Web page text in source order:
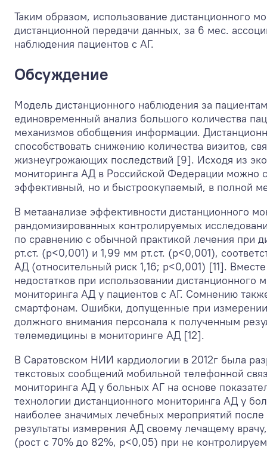
Таким образом, использование дистанционного
дистанционной передачи данных, за 6 мес.
наблюдения пациентов с АГ.
Обсуждение
Модель дистанционного наблюдения за
единовременный анализ большого количества
механизмов обобщения информации.
способствовать снижению количества визитов,
жизнеугрожающих последствий [9]. Исходя из
мониторинга АД в Российской Федерации можно
эффективный, но и быстроокупаемый, в полной
В метаанализе эффективности дистанционного
рандомизированных контролируемых
по сравнению с обычной практикой лечения
рт.ст. (р<0,001) и 1,99 мм рт.ст. (р<0,001),
АД (относительный риск 1,16; p<0,001) [11].
недостатков при использовании
мониторинга АД у пациентов с АГ. Сомнению
смартфонам. Ошибки, допущенные при
должного внимания персонала к полученным
телемедицины в мониторинге АД [12].
В Саратовском НИИ кардиологии в 2012г была
текстовых сообщений мобильной телефонной
мониторинга АД у больных АГ на основе
технологии дистанционного мониторинга АД у
наиболее значимых лечебных мероприятий
результаты измерения АД своему лечащему
(рост с 70% до 82%, p<0,05) при не